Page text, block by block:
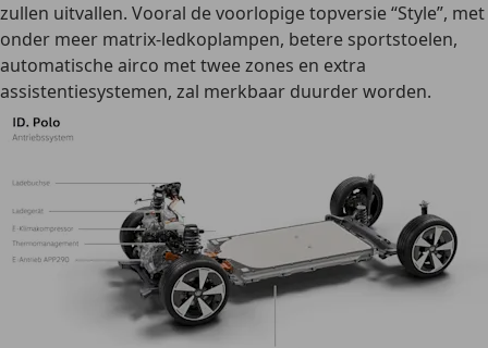
zullen uitvallen. Vooral de voorlopige topversie “Style”, met
onder meer matrix-ledkoplampen, betere sportstoelen,
automatische airco met twee zones en extra
assistentiesystemen, zal merkbaar duurder worden.